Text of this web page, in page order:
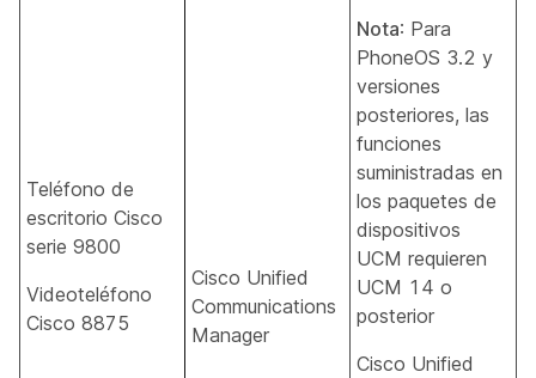
Teléfono de
escritorio Cisco
serie 9800
Videoteléfono
Cisco 8875
Cisco Unified
Communications
Manager
Nota: Para
PhoneOS 3.2 y
versiones
posteriores, las
funciones
suministradas en
los paquetes de
dispositivos
UCM requieren
UCM 14 o
posterior
Cisco Unified